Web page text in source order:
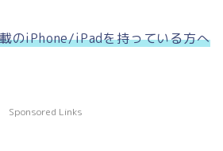
のiPhone/iPadを持っている方へ
Sponsored Links